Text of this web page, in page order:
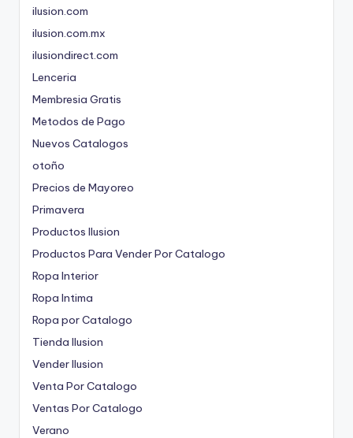
ilusion.com
ilusion.com.mx
ilusiondirect.com
Lenceria
Membresia Gratis
Metodos de Pago
Nuevos Catalogos
otoño
Precios de Mayoreo
Primavera
Productos Ilusion
Productos Para Vender Por Catalogo
Ropa Interior
Ropa Intima
Ropa por Catalogo
Tienda Ilusion
Vender Ilusion
Venta Por Catalogo
Ventas Por Catalogo
Verano